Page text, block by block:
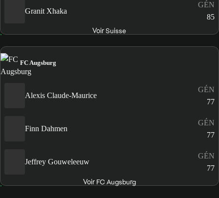
Granit Xhaka
GÉN
85
Voir Suisse
FC Augsburg
Alexis Claude-Maurice
GÉN
77
Finn Dahmen
GÉN
77
Jeffrey Gouweleeuw
GÉN
77
Voir FC Augsburg